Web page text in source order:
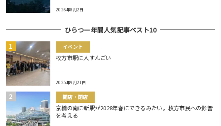
2026年8月2日
ひらつー年間人気記事ベスト10
イベント
枚方市駅に人すんごい
2025年9月21日
開店・閉店
京橋の南に新駅が2028年春にできるみたい。枚方市民への影響
を考える